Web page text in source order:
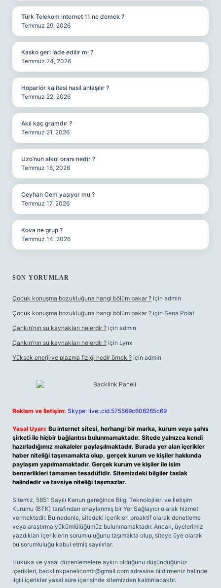
Türk Telekom internet 11 ne demek ?
Temmuz 29, 2026
Kasko geri iade edilir mi ?
Temmuz 24, 2026
Hoparlör kalitesi nasıl anlaşılır ?
Temmuz 22, 2026
Akıl kaç gramdır ?
Temmuz 21, 2026
Uzo’nun alkol oranı nedir ?
Temmuz 18, 2026
Ceyhan Cem yaşıyor mu ?
Temmuz 17, 2026
Kova ne grup ?
Temmuz 14, 2026
SON YORUMLAR
Çocuk konuşma bozukluğuna hangi bölüm bakar ? için admin
Çocuk konuşma bozukluğuna hangi bölüm bakar ? için Sena Polat
Çankırı’nın su kaynakları nelerdir ? için admin
Çankırı’nın su kaynakları nelerdir ? için Lynx
Yüksek enerji ve plazma fiziği nedir örnek ? için admin
Reklam ve İletişim: Skype: live:.cid.575569c608265c69
Yasal Uyarı: Bu internet sitesi, herhangi bir marka, kurum veya şahıs
şirketi ile hiçbir bağlantısı bulunmamaktadır. Sitede yalnızca kendi
hazırladığımız makaleler paylaşılmaktadır. Burada yer alan içerikler
haber niteliği taşımamakta olup, gerçek kurum ve kişiler hakkında
paylaşım yapılmamaktadır. Gerçek kurum ve kişiler ile isim
benzerlikleri tamamen tesadüfidir. Sitemizdeki bilgiler taslak
halindedir ve tavsiye niteliği taşımazlar.
Sitemiz, 5651 Sayılı Kanun gereğince Bilgi Teknolojileri ve İletişim
Kurumu (BTK) tarafından onaylanmış bir Yer Sağlayıcı olarak hizmet
vermektedir. Bu nedenle, sitedeki içerikleri proaktif olarak denetleme
veya araştırma yükümlülüğümüz bulunmamaktadır. Ancak, üyelerimiz
yazdıkları içeriklerin sorumluluğunu taşımakta olup, siteye üye olarak
bu sorumluluğu kabul etmiş sayılırlar.
Hukuka ve yasal düzenlemelere aykırı olduğunu düşündüğünüz
içerikleri, backlinkpanelicomtr@gmail.com adresine bildirmeniz halinde,
ilgili içerikler yasal süre içerisinde sitemizden kaldırılacaktır.